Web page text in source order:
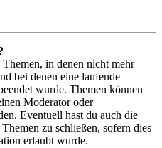
in denen nicht mehr
bei denen eine laufende
wurde. Themen können
Moderator oder
Eventuell hast du auch die
zu schließen, sofern dies
erlaubt wurde.